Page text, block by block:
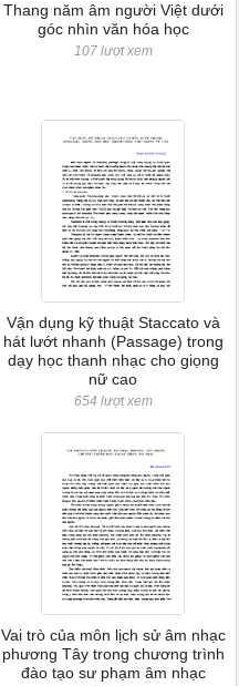
Thang năm âm người Việt dưới
góc nhìn văn hóa học
107 lượt xem
Vận dụng kỹ thuật Staccato và
hát lướt nhanh (Passage) trong
dạy học thanh nhạc cho giọng
nữ cao
654 lượt xem
Vai trò của môn lịch sử âm nhạc
phương Tây trong chương trình
đào tạo sư phạm âm nhạc